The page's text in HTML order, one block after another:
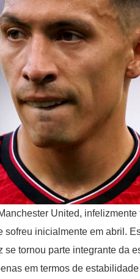
United,
inicialmente em abril.
tornou parte integrante da
em termos de